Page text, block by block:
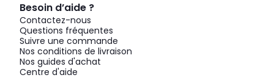
Besoin d’aide ?
Contactez-nous
Questions fréquentes
Suivre une commande
Nos conditions de livraison
Nos guides d'achat
Centre d'aide